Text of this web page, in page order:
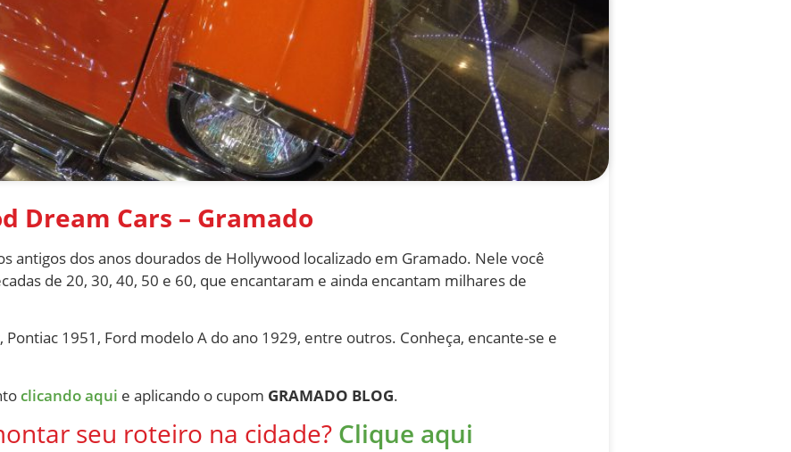
Dream Cars – Gramado
antigos dos anos dourados de Hollywood localizado em Gramado. Nele você
de 20, 30, 40, 50 e 60, que encantaram e ainda encantam milhares de
1951, Ford modelo A do ano 1929, entre outros. Conheça, encante-se e
clicando aqui e aplicando o cupom GRAMADO BLOG.
seu roteiro na cidade? Clique aqui